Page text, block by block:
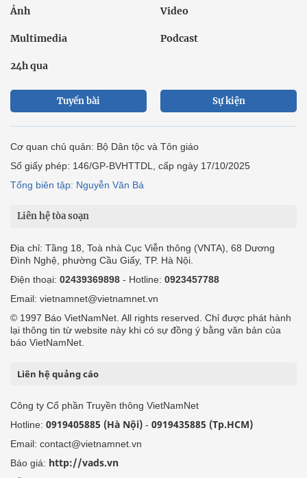
Ảnh Video
Multimedia Podcast
24h qua
Tuyến bài Sự kiện
Cơ quan chủ quản: Bộ Dân tộc và Tôn giáo
Số giấy phép: 146/GP-BVHTTDL, cấp ngày 17/10/2025
Tổng biên tập: Nguyễn Văn Bá
Liên hệ tòa soạn
Địa chỉ: Tầng 18, Toà nhà Cục Viễn thông (VNTA), 68 Dương
Đình Nghệ, phường Cầu Giấy, TP. Hà Nội.
Điện thoại: 02439369898 - Hotline: 0923457788
Email: vietnamnet@vietnamnet.vn
© 1997 Báo VietNamNet. All rights reserved. Chỉ được phát hành
lại thông tin từ website này khi có sự đồng ý bằng văn bản của
báo VietNamNet.
Liên hệ quảng cáo
Công ty Cổ phần Truyền thông VietNamNet
Hotline: 0919405885 (Hà Nội) - 0919435885 (Tp.HCM)
Email: contact@vietnamnet.vn
Báo giá: http://vads.vn